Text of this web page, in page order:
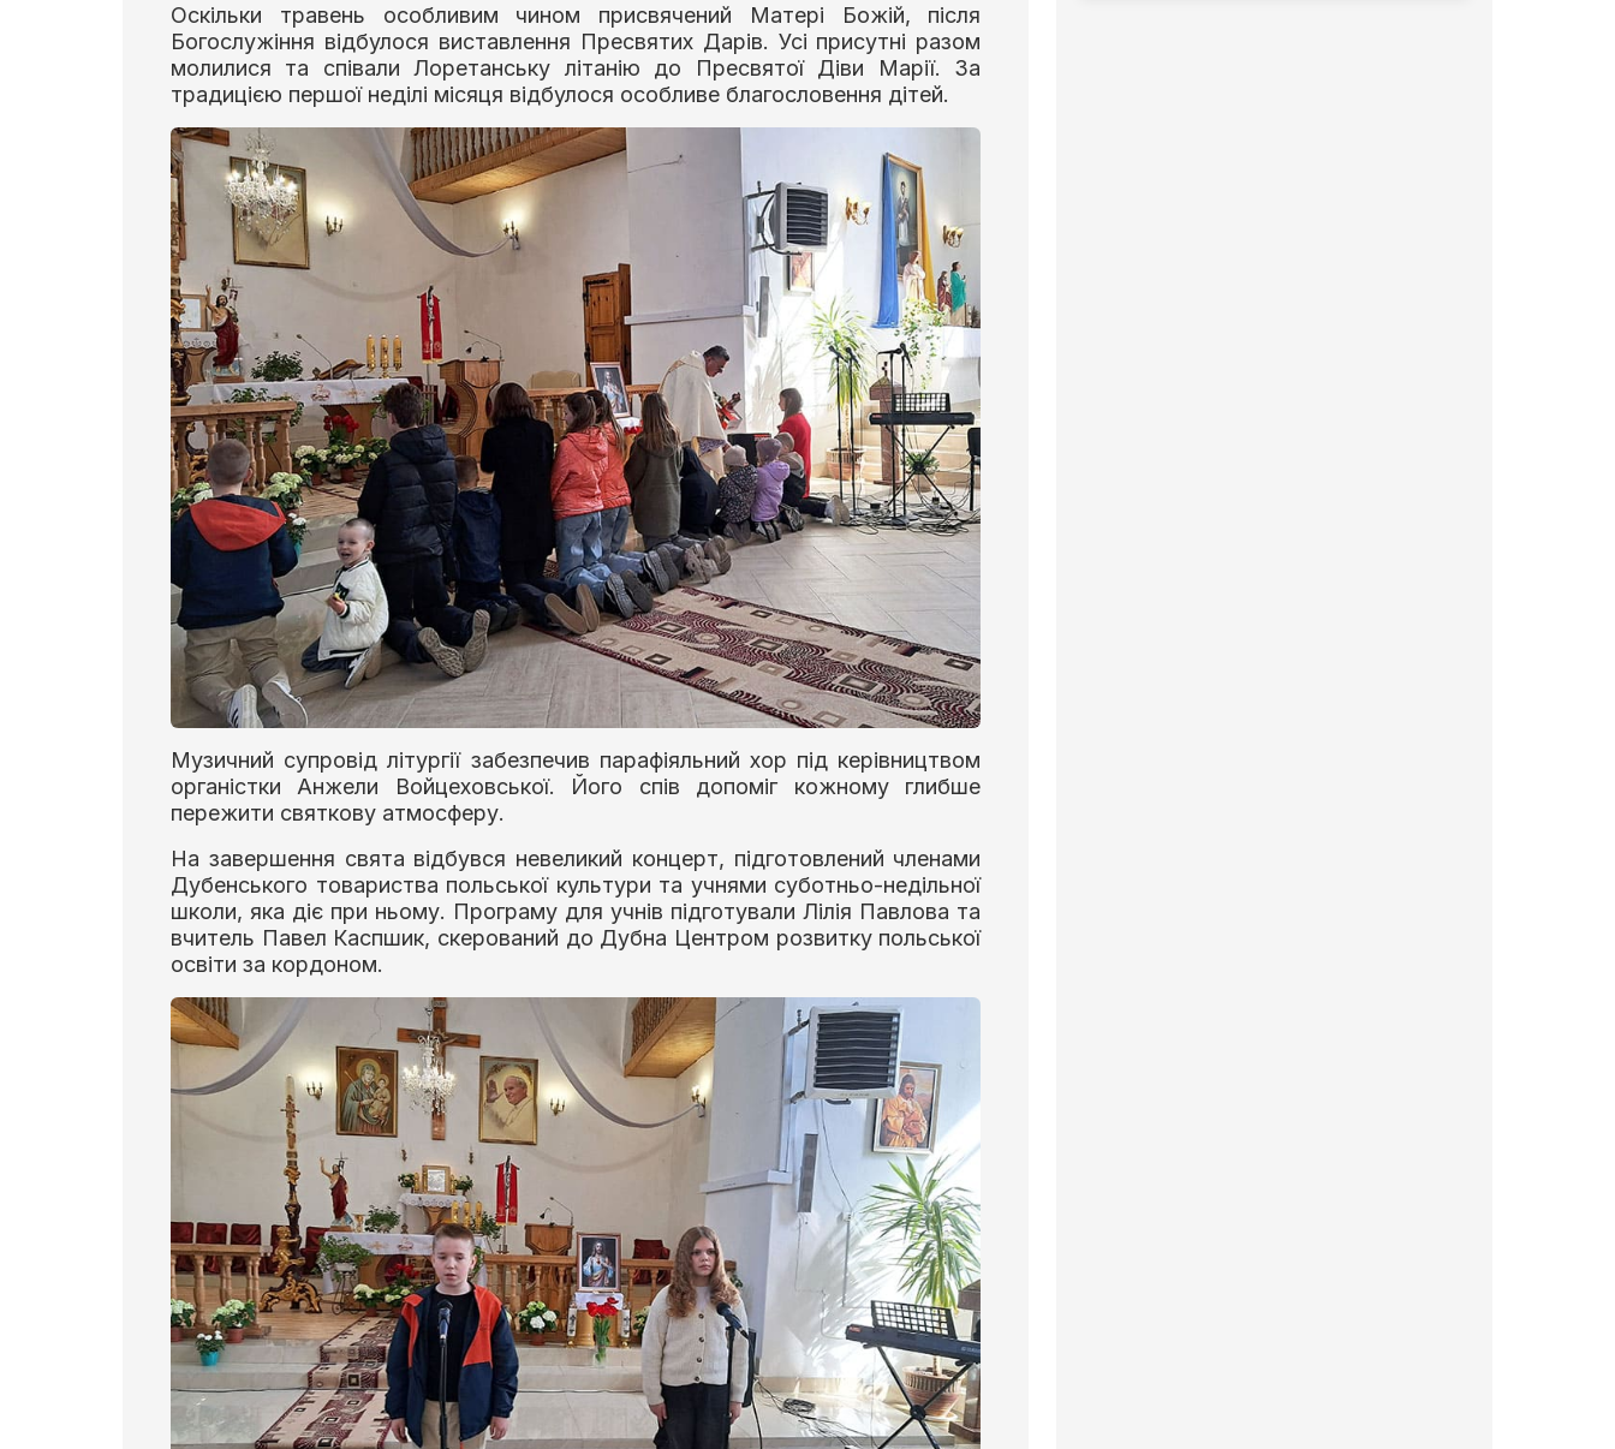
Оскільки травень особливим чином присвячений Матері Божій, після
Богослужіння відбулося виставлення Пресвятих Дарів. Усі присутні разом
молилися та співали Лоретанську літанію до Пресвятої Діви Марії. За
традицією першої неділі місяця відбулося особливе благословення дітей.
Музичний супровід літургії забезпечив парафіяльний хор під керівництвом
органістки Анжели Войцеховської. Його спів допоміг кожному глибше
пережити святкову атмосферу.
На завершення свята відбувся невеликий концерт, підготовлений членами
Дубенського товариства польської культури та учнями суботньо-недільної
школи, яка діє при ньому. Програму для учнів підготували Лілія Павлова та
вчитель Павел Каспшик, скерований до Дубна Центром розвитку польської
освіти за кордоном.